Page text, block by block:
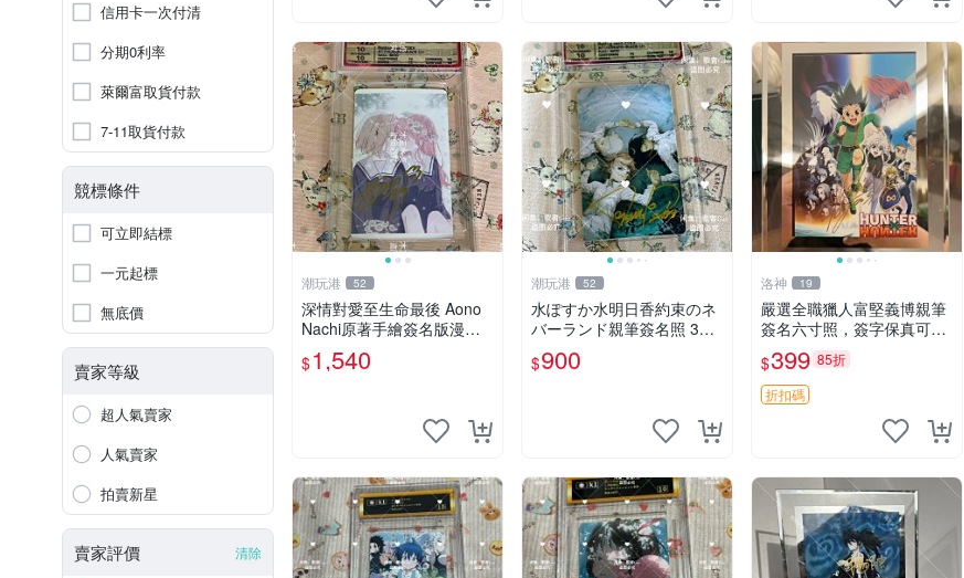
信用卡一次付清
分期0利率
萊爾富取貨付款
7-11取貨付款
競標條件
可立即結標
一元起標
無底價
賣家等級
超人氣賣家
人氣賣家
拍賣新星
賣家評價 清除
潮玩港 52
深情對愛至生命最後 Aono
Nachi原著手繪簽名版漫畫
親筆簽名限定收藏 命終不渝
之戀情 漫畫珍藏品
$1,540
潮玩港 52
水ぽすか水明日香約束のネ
バーランド親筆簽名照 3寸
周邊照片 面簽正品 簽名照
周邊
$900
洛神 19
嚴選全職獵人富堅義博親筆
簽名六寸照，簽字保真可擦
認，全新收藏好物，限量發
售 全職獵人 富堅義博 簽名
照片
$399 85折
折扣碼